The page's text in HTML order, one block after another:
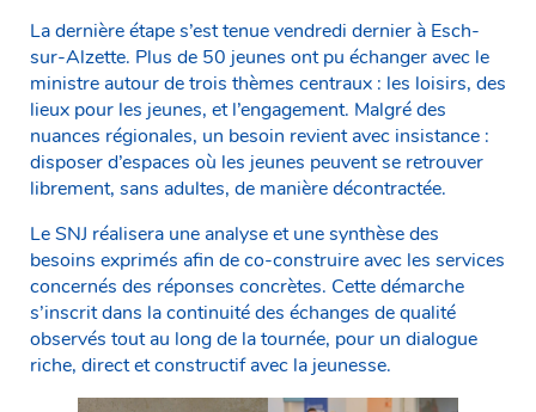
La dernière étape s’est tenue vendredi dernier à Esch-
sur-Alzette. Plus de 50 jeunes ont pu échanger avec le
ministre autour de trois thèmes centraux : les loisirs, des
lieux pour les jeunes, et l’engagement. Malgré des
nuances régionales, un besoin revient avec insistance :
disposer d’espaces où les jeunes peuvent se retrouver
librement, sans adultes, de manière décontractée.
Le SNJ réalisera une analyse et une synthèse des
besoins exprimés afin de co-construire avec les services
concernés des réponses concrètes. Cette démarche
s’inscrit dans la continuité des échanges de qualité
observés tout au long de la tournée, pour un dialogue
riche, direct et constructif avec la jeunesse.